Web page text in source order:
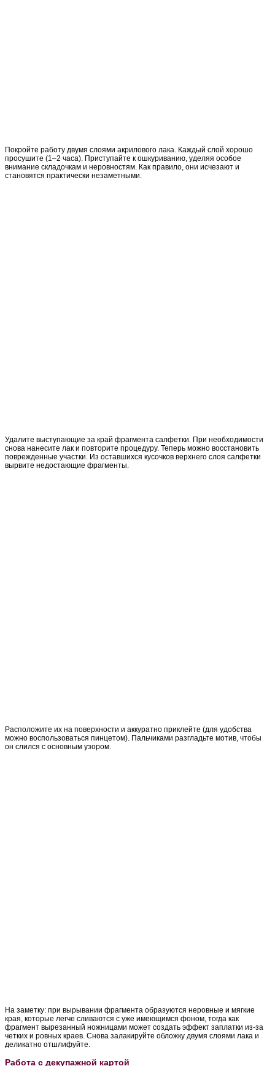
Покройте работу двумя слоями акрилового лака. Каждый слой хорошо
просушите (1–2 часа). Приступайте к ошкуриванию, уделяя особое
внимание складочкам и неровностям. Как правило, они исчезают и
становятся практически незаметными.
Удалите выступающие за край фрагмента салфетки. При необходимости
снова нанесите лак и повторите процедуру. Теперь можно восстановить
поврежденные участки. Из оставшихся кусочков верхнего слоя салфетки
вырвите недостающие фрагменты.
Расположите их на поверхности и аккуратно приклейте (для удобства
можно воспользоваться пинцетом). Пальчиками разгладьте мотив, чтобы
он слился с основным узором.
На заметку: при вырывании фрагмента образуются неровные и мягкие
края, которые легче сливаются с уже имеющимся фоном, тогда как
фрагмент вырезанный ножницами может создать эффект заплатки из-за
четких и ровных краев. Снова залакируйте обложку двумя слоями лака и
деликатно отшлифуйте.
Работа с декупажной картой